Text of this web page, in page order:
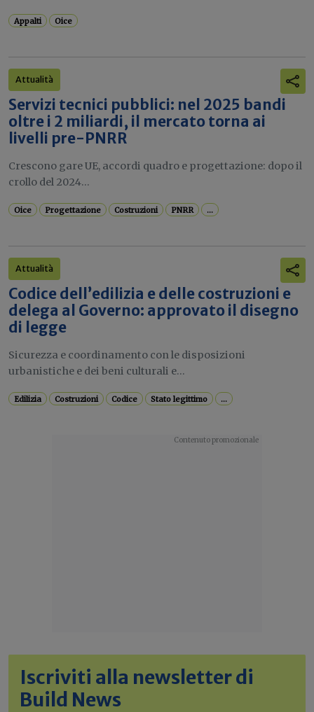
Appalti Oice
Attualità
Servizi tecnici pubblici: nel 2025 bandi
oltre i 2 miliardi, il mercato torna ai
livelli pre-PNRR
Crescono gare UE, accordi quadro e progettazione: dopo il
crollo del 2024...
Oice Progettazione Costruzioni PNRR ...
Attualità
Codice dell’edilizia e delle costruzioni e
delega al Governo: approvato il disegno
di legge
Sicurezza e coordinamento con le disposizioni
urbanistiche e dei beni culturali e...
Edilizia Costruzioni Codice Stato legittimo ...
Iscriviti alla newsletter di
Build News